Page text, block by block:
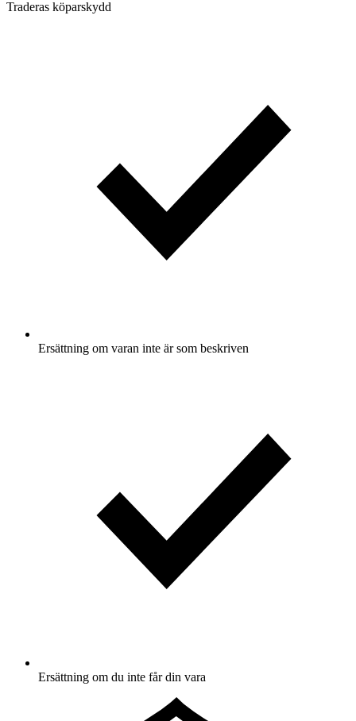
Traderas köparskydd
Ersättning om varan inte är som beskriven
Ersättning om du inte får din vara